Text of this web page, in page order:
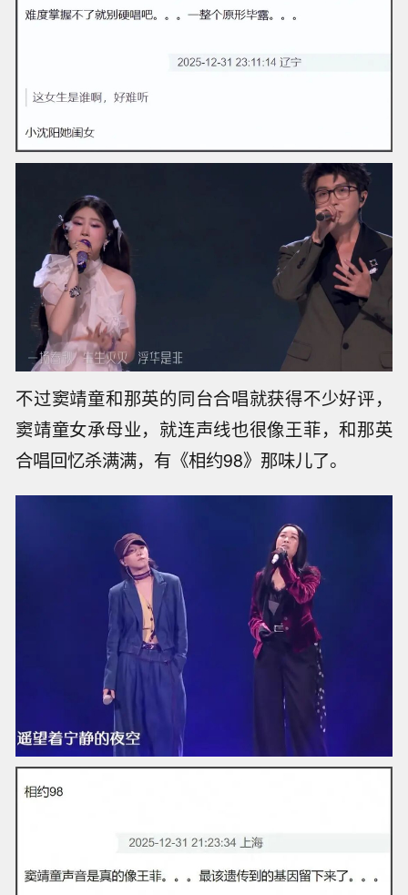
不过窦靖童和那英的同台合唱就获得不少好评，
窦靖童女承母业，就连声线也很像王菲，和那英
合唱回忆杀满满，有《相约98》那味儿了。